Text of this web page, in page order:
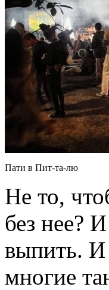
Пати в Пит-та-лю
Не то,
без нее?
выпить.
многие